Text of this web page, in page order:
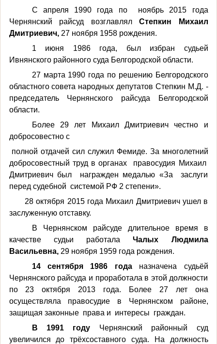
С апреля 1990 года по ноябрь 2015 года
Чернянский райсуд возглавлял Степкин Михаил
Дмитриевич, 27 ноября 1958 рождения.
1 июня 1986 года, был избран судьей
Ивнянского районного суда Белгородской области.
27 марта 1990 года по решению Белгородского
областного совета народных депутатов Степкин М.Д. -
председатель Чернянского райсуда Белгородской
области.
Более 29 лет Михаил Дмитриевич честно и
добросовестно с
полной отдачей сил служил Фемиде. За многолетний
добросовестный труд в органах правосудия Михаил
Дмитриевич был награжден медалью «За заслуги
перед судебной системой РФ 2 степени».
28 октября 2015 года Михаил Дмитриевич ушел в
заслуженную отставку.
В Чернянском райсуде длительное время в
качестве судьи работалаЧалых Людмила
Васильевна,29 ноября 1959 года рождения.
14 сентября 1986 года назначена судьёй
Чернянского райсуда и проработала в этой должности
по 23 октября 2013 года. Более 27 лет она
осуществляла правосудие в Чернянском районе,
защищая законные права и интересы граждан.
В 1991 году Чернянский районный суд
увеличился до трёхсоставного суда. На должность